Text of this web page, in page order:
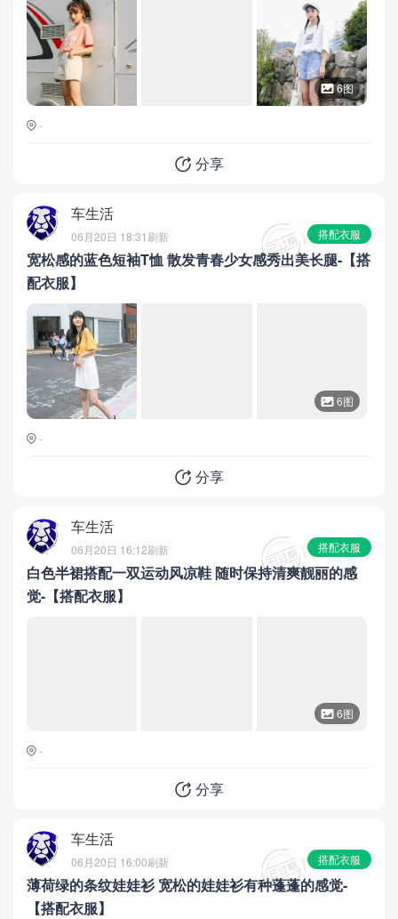
6图
-
分享
搭配衣服
车生活
06月20日 18:31 刷新
宽松感的蓝色短袖T恤 散发青春少女感秀出美长腿-【搭
配衣服】
6图
-
分享
搭配衣服
车生活
06月20日 16:12刷新
白色半裙搭配一双运动风凉鞋 随时保持清爽靓丽的感
觉-【搭配衣服】
6图
-
分享
搭配衣服
车生活
06月20日 16:00刷新
薄荷绿的条纹娃娃衫 宽松的娃娃衫有种蓬蓬的感觉-
【搭配衣服】